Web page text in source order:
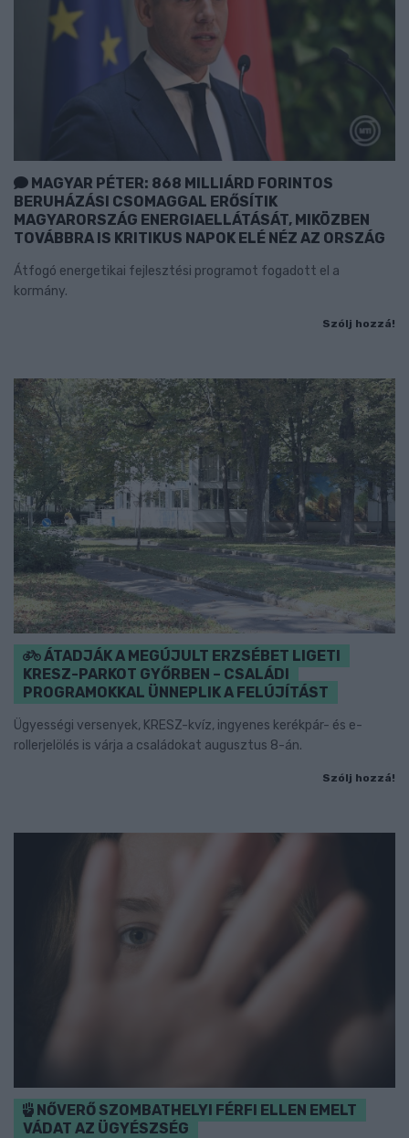
MAGYAR PÉTER: 868 MILLIÁRD FORINTOS
BERUHÁZÁSI CSOMAGGAL ERŐSÍTIK
MAGYARORSZÁG ENERGIAELLÁTÁSÁT, MIKÖZBEN
TOVÁBBRA IS KRITIKUS NAPOK ELÉ NÉZ AZ ORSZÁG
Átfogó energetikai fejlesztési programot fogadott el a
kormány.
Szólj hozzá!
ÁTADJÁK A MEGÚJULT ERZSÉBET LIGETI
KRESZ-PARKOT GYŐRBEN – CSALÁDI
PROGRAMOKKAL ÜNNEPLIK A FELÚJÍTÁST
Ügyességi versenyek, KRESZ-kvíz, ingyenes kerékpár- és e-
rollerjelölés is várja a családokat augusztus 8-án.
Szólj hozzá!
NŐVERŐ SZOMBATHELYI FÉRFI ELLEN EMELT
VÁDAT AZ ÜGYÉSZSÉG